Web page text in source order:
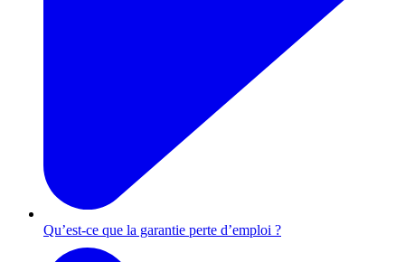
Qu’est-ce que la garantie perte d’emploi ?